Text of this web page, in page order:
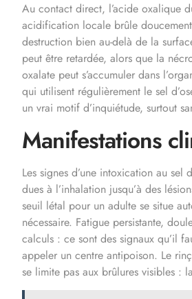
Au contact direct, l’acide oxalique
acidification locale brûle
destruction bien au-delà de la
peut être retardée, alors que la
oxalate peut s’accumuler dans
qui utilisent régulièrement le sel
un vrai motif d’inquiétude, surtout
Manifestations
Les signes d’une intoxication au
dues à l’inhalation jusqu’à des
seuil létal pour un adulte se situe
nécessaire. Fatigue persistante,
calculs : ce sont des signaux qu’il
appeler un centre antipoison. Le
se limite pas aux brûlures visibles :